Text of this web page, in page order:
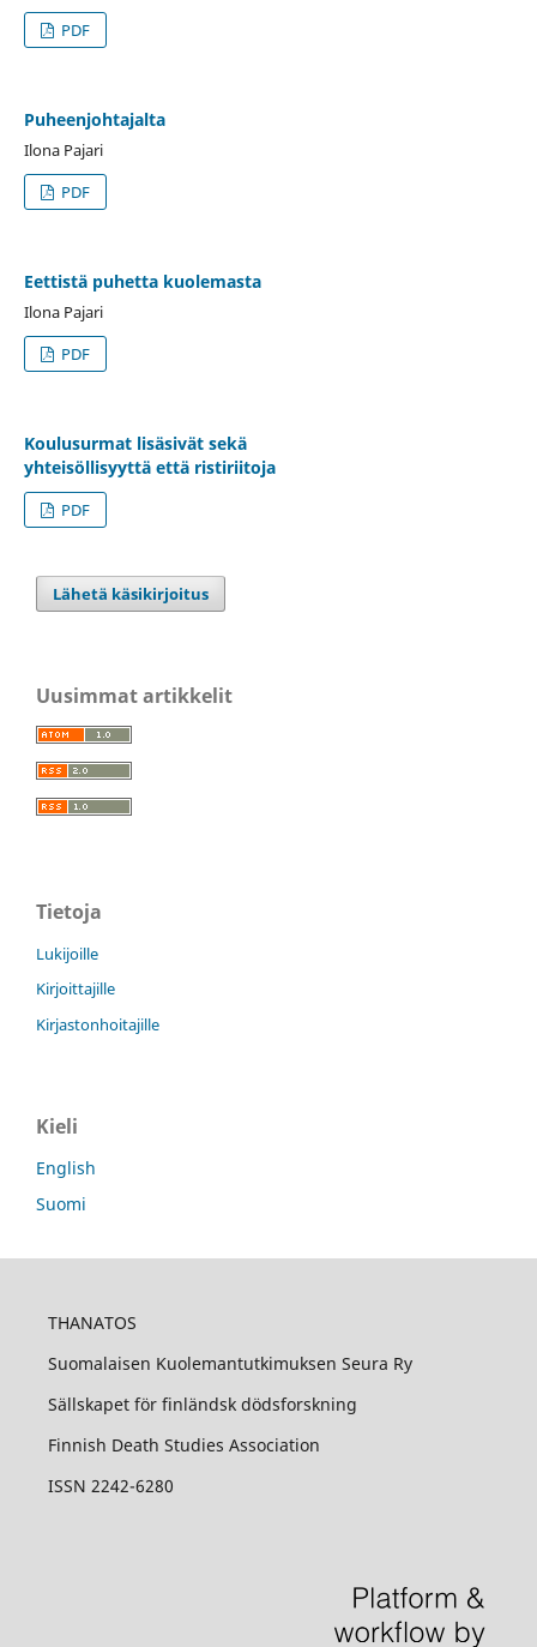
PDF
Puheenjohtajalta
Ilona Pajari
PDF
Eettistä puhetta kuolemasta
Ilona Pajari
PDF
Koulusurmat lisäsivät sekä
yhteisöllisyyttä että ristiriitoja
PDF
Lähetä käsikirjoitus
Uusimmat artikkelit
Tietoja
Lukijoille
Kirjoittajille
Kirjastonhoitajille
Kieli
English
Suomi
THANATOS
Suomalaisen Kuolemantutkimuksen Seura Ry
Sällskapet för finländsk dödsforskning
Finnish Death Studies Association
ISSN 2242-6280